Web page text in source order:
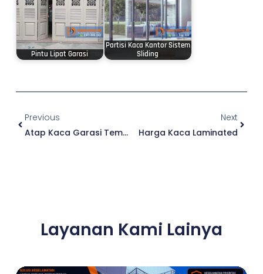
Pintu Lipat Garasi
Partisi Kaca Kantor Sistem
Sliding
Previous
Atap Kaca Garasi Tempered
Next
Harga Kaca Laminated
Layanan Kami Lainya